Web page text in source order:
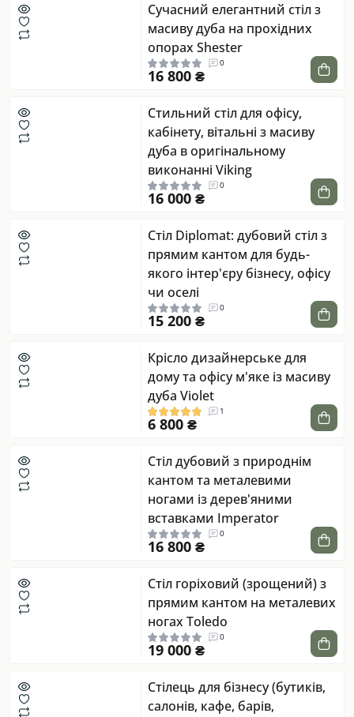
Сучасний елегантний стіл з
масиву дуба на прохідних
опорах Shester
0
16 800 ₴
Стильний стіл для офісу,
кабінету, вітальні з масиву
дуба в оригінальному
виконанні Viking
0
16 000 ₴
Стіл Diplomat: дубовий стіл з
прямим кантом для будь-
якого інтер'єру бізнесу, офісу
чи оселі
0
15 200 ₴
Крісло дизайнерське для
дому та офісу м'яке із масиву
дуба Violet
1
6 800 ₴
Стіл дубовий з природнім
кантом та металевими
ногами із дерев'яними
вставками Imperator
0
16 800 ₴
Стіл горіховий (зрощений) з
прямим кантом на металевих
ногах Toledo
0
19 000 ₴
Стілець для бізнесу (бутиків,
салонів, кафе, барів,